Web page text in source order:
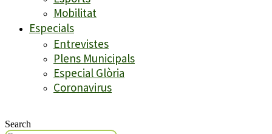
Mobilitat
Especials
Entrevistes
Plens Municipals
Especial Glòria
Coronavirus
Search